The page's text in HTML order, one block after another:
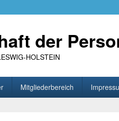
der
HOLSTEIN
Mitgliederbereich